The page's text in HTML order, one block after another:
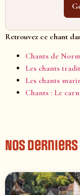
Retrouvez ce chant
Chants de
Les chants
Les chants
Chants : Le
Nos